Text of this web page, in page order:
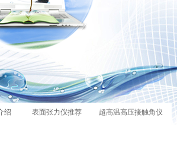
绍 表面张力仪推荐 超高温高压接触角仪